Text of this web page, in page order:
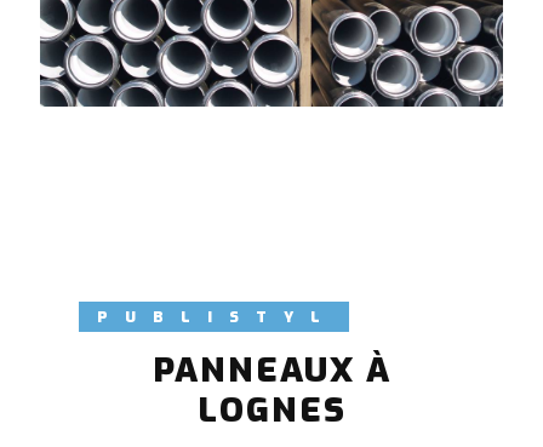
PUBLISTYL
PANNEAUX À
LOGNES